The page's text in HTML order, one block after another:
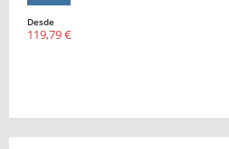
Desde
119,79 €